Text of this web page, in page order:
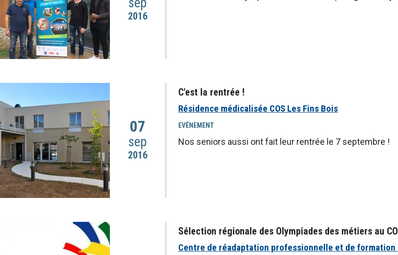
2016
07
sep
2016
C'est la rentrée !
Résidence médicalisée COS Les Fins Bois
EVÉNEMENT
Nos seniors aussi ont fait leur rentrée le 7 septembre !
Sélection régionale des Olympiades des métiers au
Centre de réadaptation professionnelle et de formation